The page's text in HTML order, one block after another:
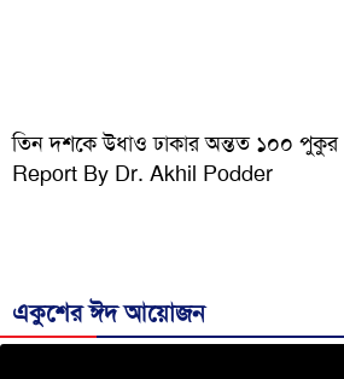
তিন দশকে উধাও ঢাকার অন্তত ১০০ পুকুর
Report By Dr. Akhil Podder
একুশের ঈদ আয়োজন